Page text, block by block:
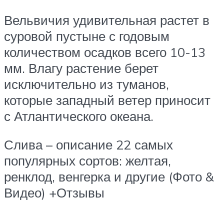
Вельвичия удивительная растет в
суровой пустыне с годовым
количеством осадков всего 10-13
мм. Влагу растение берет
исключительно из туманов,
которые западный ветер приносит
с Атлантического океана.
Слива – описание 22 самых
популярных сортов: желтая,
ренклод, венгерка и другие (Фото &
Видео) +Отзывы